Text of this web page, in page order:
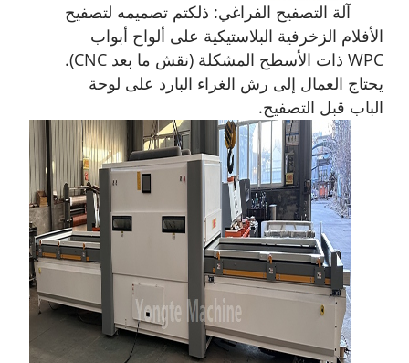
آلة التصفيح الفراغي: ذلكتم تصميمه لتصفيح
الأفلام الزخرفية البلاستيكية على ألواح أبواب
WPC ذات الأسطح المشكلة (نقش ما بعد CNC).
يحتاج العمال إلى رش الغراء البارد على لوحة
الباب قبل التصفيح.